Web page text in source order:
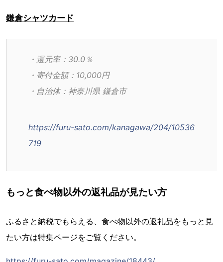
鎌倉シャツカード
・還元率：30.0％
・寄付金額：10,000円
・自治体：神奈川県 鎌倉市
https://furu-sato.com/kanagawa/204/10536
719
もっと食べ物以外の返礼品が見たい方
ふるさと納税でもらえる、食べ物以外の返礼品をもっと見
たい方は特集ページをご覧ください。